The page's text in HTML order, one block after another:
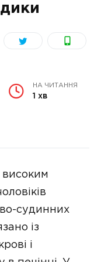
НА ЧИТАННЯ
1 хв
високим
судинних
із
і